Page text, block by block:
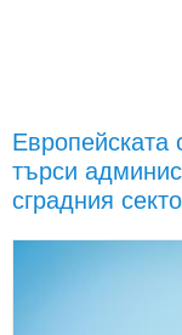
Европейската
търси
сградния